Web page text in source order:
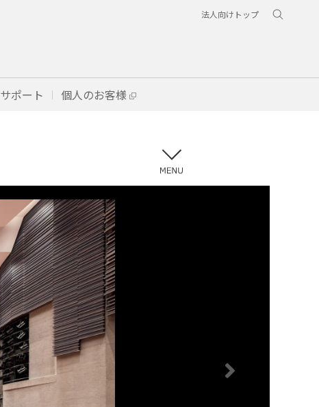
法人向けトップ
サポート 個人のお客様